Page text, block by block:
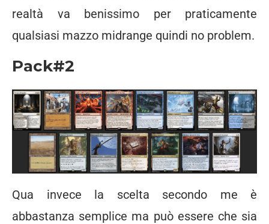
realtà va benissimo per praticamente
qualsiasi mazzo midrange quindi no problem.
Pack#2
Qua invece la scelta secondo me è
abbastanza semplice ma può essere che sia